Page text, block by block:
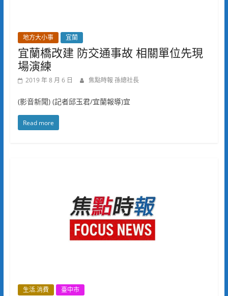
地方大小事 宜蘭
宜蘭橋改建 防交通事故 相關單位先現
場演練
2019 年 8 月 6 日 焦點時報 孫總社長
(影音新聞) (記者邱玉君/宜蘭報導)宜
Read more
生活.消費 臺中市